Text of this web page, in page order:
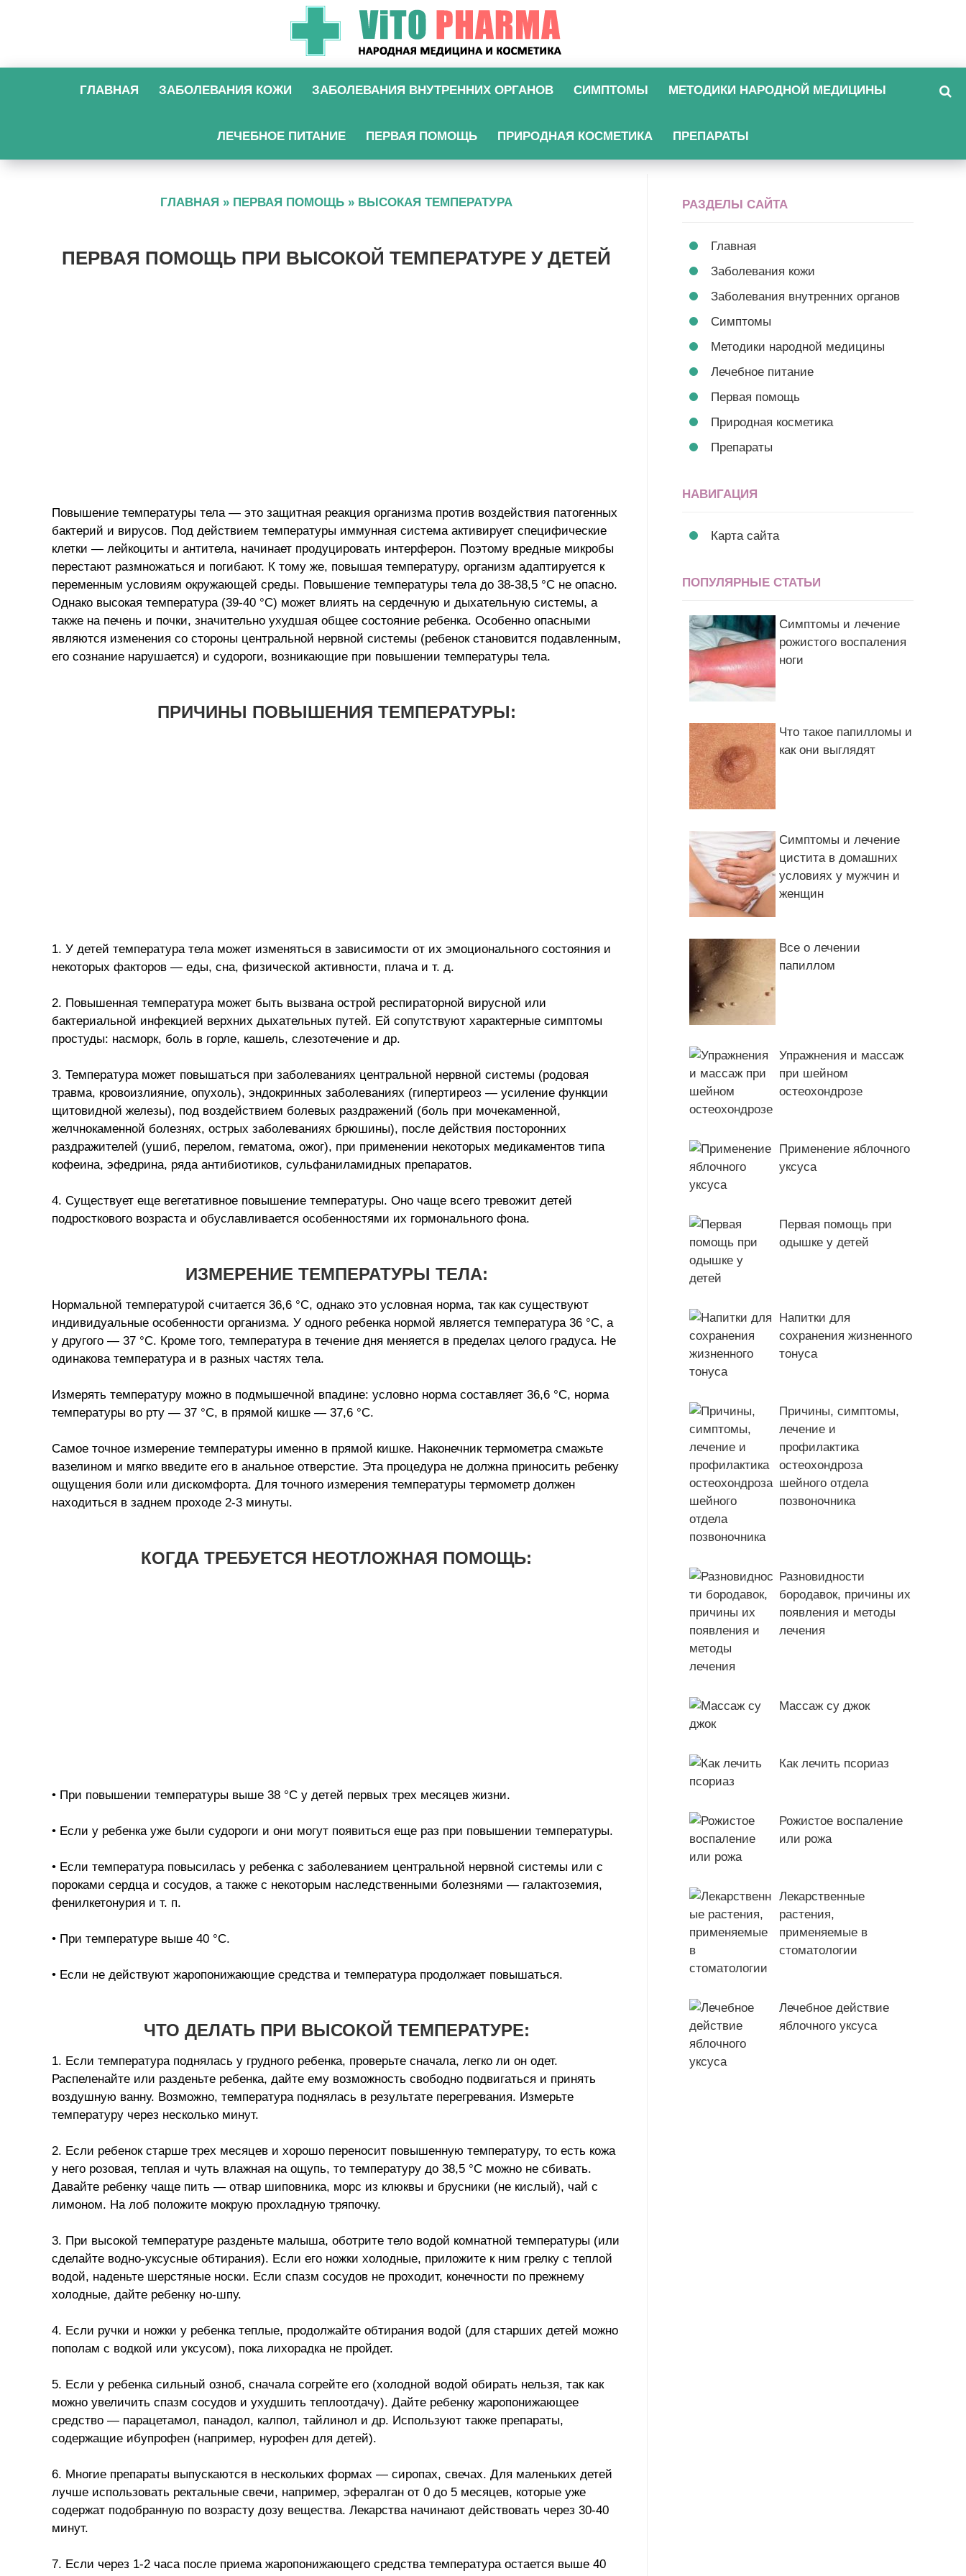
ГЛАВНАЯ ЗАБОЛЕВАНИЯ КОЖИ ЗАБОЛЕВАНИЯ ВНУТРЕННИХ ОРГАНОВ СИМПТОМЫ МЕТОДИКИ НАРОДНОЙ МЕДИЦИНЫ
ЛЕЧЕБНОЕ ПИТАНИЕ ПЕРВАЯ ПОМОЩЬ ПРИРОДНАЯ КОСМЕТИКА ПРЕПАРАТЫ
ГЛАВНАЯ » ПЕРВАЯ ПОМОЩЬ » ВЫСОКАЯ ТЕМПЕРАТУРА
ПЕРВАЯ ПОМОЩЬ ПРИ ВЫСОКОЙ ТЕМПЕРАТУРЕ У ДЕТЕЙ
Повышение температуры тела — это защитная реакция организма против воздействия патогенных
бактерий и вирусов. Под действием температуры иммунная система активирует специфические
клетки — лейкоциты и антитела, начинает продуцировать интерферон. Поэтому вредные микробы
перестают размножаться и погибают. К тому же, повышая температуру, организм адаптируется к
переменным условиям окружающей среды. Повышение температуры тела до 38-38,5 °С не опасно.
Однако высокая температура (39-40 °С) может влиять на сердечную и дыхательную системы, а
также на печень и почки, значительно ухудшая общее состояние ребенка. Особенно опасными
являются изменения со стороны центральной нервной системы (ребенок становится подавленным,
его сознание нарушается) и судороги, возникающие при повышении температуры тела.
ПРИЧИНЫ ПОВЫШЕНИЯ ТЕМПЕРАТУРЫ:
1. У детей температура тела может изменяться в зависимости от их эмоционального состояния и
некоторых факторов — еды, сна, физической активности, плача и т. д.
2. Повышенная температура может быть вызвана острой респираторной вирусной или
бактериальной инфекцией верхних дыхательных путей. Ей сопутствуют характерные симптомы
простуды: насморк, боль в горле, кашель, слезотечение и др.
3. Температура может повышаться при заболеваниях центральной нервной системы (родовая
травма, кровоизлияние, опухоль), эндокринных заболеваниях (гипертиреоз — усиление функции
щитовидной железы), под воздействием болевых раздражений (боль при мочекаменной,
желчнокаменной болезнях, острых заболеваниях брюшины), после действия посторонних
раздражителей (ушиб, перелом, гематома, ожог), при применении некоторых медикаментов типа
кофеина, эфедрина, ряда антибиотиков, сульфаниламидных препаратов.
4. Существует еще вегетативное повышение температуры. Оно чаще всего тревожит детей
подросткового возраста и обуславливается особенностями их гормонального фона.
ИЗМЕРЕНИЕ ТЕМПЕРАТУРЫ ТЕЛА:
Нормальной температурой считается 36,6 °С, однако это условная норма, так как существуют
индивидуальные особенности организма. У одного ребенка нормой является температура 36 °С, а
у другого — 37 °С. Кроме того, температура в течение дня меняется в пределах целого градуса. Не
одинакова температура и в разных частях тела.
Измерять температуру можно в подмышечной впадине: условно норма составляет 36,6 °С, норма
температуры во рту — 37 °С, в прямой кишке — 37,6 °С.
Самое точное измерение температуры именно в прямой кишке. Наконечник термометра смажьте
вазелином и мягко введите его в анальное отверстие. Эта процедура не должна приносить ребенку
ощущения боли или дискомфорта. Для точного измерения температуры термометр должен
находиться в заднем проходе 2-3 минуты.
КОГДА ТРЕБУЕТСЯ НЕОТЛОЖНАЯ ПОМОЩЬ:
• При повышении температуры выше 38 °С у детей первых трех месяцев жизни.
• Если у ребенка уже были судороги и они могут появиться еще раз при повышении температуры.
• Если температура повысилась у ребенка с заболеванием центральной нервной системы или с
пороками сердца и сосудов, а также с некоторым наследственными болезнями — галактоземия,
фенилкетонурия и т. п.
• При температуре выше 40 °С.
• Если не действуют жаропонижающие средства и температура продолжает повышаться.
ЧТО ДЕЛАТЬ ПРИ ВЫСОКОЙ ТЕМПЕРАТУРЕ:
1. Если температура поднялась у грудного ребенка, проверьте сначала, легко ли он одет.
Распеленайте или разденьте ребенка, дайте ему возможность свободно подвигаться и принять
воздушную ванну. Возможно, температура поднялась в результате перегревания. Измерьте
температуру через несколько минут.
2. Если ребенок старше трех месяцев и хорошо переносит повышенную температуру, то есть кожа
у него розовая, теплая и чуть влажная на ощупь, то температуру до 38,5 °С можно не сбивать.
Давайте ребенку чаще пить — отвар шиповника, морс из клюквы и брусники (не кислый), чай с
лимоном. На лоб положите мокрую прохладную тряпочку.
3. При высокой температуре разденьте малыша, оботрите тело водой комнатной температуры (или
сделайте водно-уксусные обтирания). Если его ножки холодные, приложите к ним грелку с теплой
водой, наденьте шерстяные носки. Если спазм сосудов не проходит, конечности по прежнему
холодные, дайте ребенку но-шпу.
4. Если ручки и ножки у ребенка теплые, продолжайте обтирания водой (для старших детей можно
пополам с водкой или уксусом), пока лихорадка не пройдет.
5. Если у ребенка сильный озноб, сначала согрейте его (холодной водой обирать нельзя, так как
можно увеличить спазм сосудов и ухудшить теплоотдачу). Дайте ребенку жаропонижающее
средство — парацетамол, панадол, калпол, тайлинол и др. Используют также препараты,
содержащие ибупрофен (например, нурофен для детей).
6. Многие препараты выпускаются в нескольких формах — сиропах, свечах. Для маленьких детей
лучше использовать ректальные свечи, например, эфералган от 0 до 5 месяцев, которые уже
содержат подобранную по возрасту дозу вещества. Лекарства начинают действовать через 30-40
минут.
7. Если через 1-2 часа после приема жаропонижающего средства температура остается выше 40
РАЗДЕЛЫ САЙТА
Главная
Заболевания кожи
Заболевания внутренних органов
Симптомы
Методики народной медицины
Лечебное питание
Первая помощь
Природная косметика
Препараты
НАВИГАЦИЯ
Карта сайта
ПОПУЛЯРНЫЕ СТАТЬИ
Симптомы и лечение
рожистого воспаления
ноги
Что такое папилломы и
как они выглядят
Симптомы и лечение
цистита в домашних
условиях у мужчин и
женщин
Все о лечении
папиллом
Упражнения и массаж
при шейном
остеохондрозе
Применение яблочного
уксуса
Первая помощь при
одышке у детей
Напитки для
сохранения жизненного
тонуса
Причины, симптомы,
лечение и
профилактика
остеохондроза
шейного отдела
позвоночника
Разновидности
бородавок, причины их
появления и методы
лечения
Массаж су джок
Как лечить псориаз
Рожистое воспаление
или рожа
Лекарственные
растения,
применяемые в
стоматологии
Лечебное действие
яблочного уксуса